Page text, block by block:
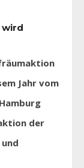
wird
Jahr vom
der